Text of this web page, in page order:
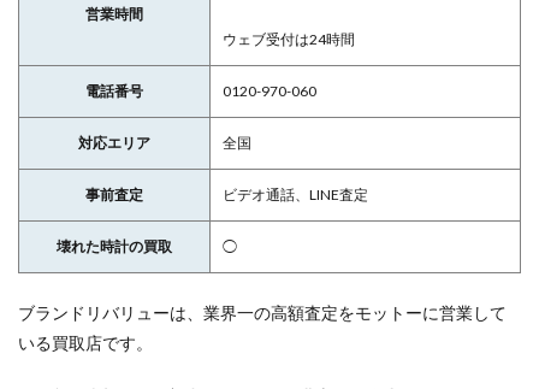
営業時間
ウェブ受付は24時間
電話番号 0120-970-060
対応エリア 全国
事前査定 ビデオ通話、LINE査定
壊れた時計の買取 ◯
ブランドリバリューは、業界一の高額査定をモットーに営業して
いる買取店です。